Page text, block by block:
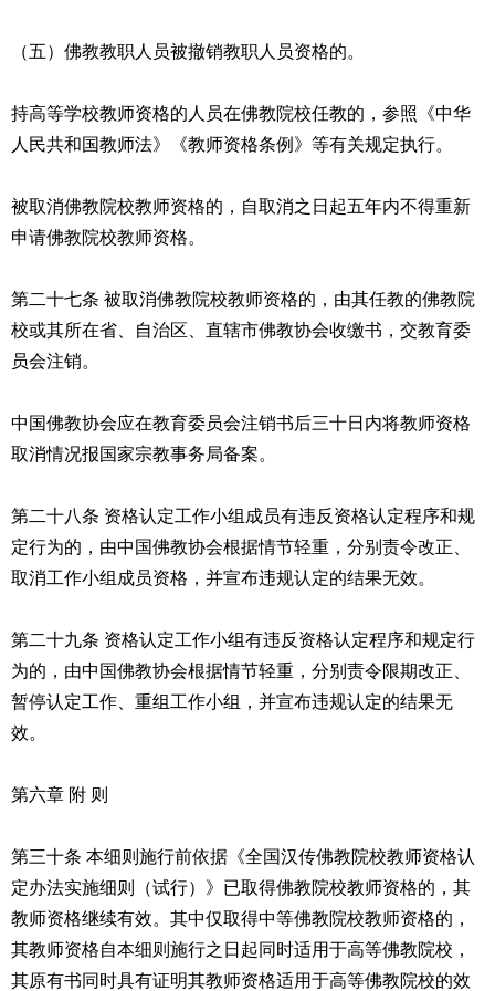
（五）佛教教职人员被撤销教职人员资格的。
持高等学校教师资格的人员在佛教院校任教的，参照《中华
人民共和国教师法》《教师资格条例》等有关规定执行。
被取消佛教院校教师资格的，自取消之日起五年内不得重新
申请佛教院校教师资格。
第二十七条 被取消佛教院校教师资格的，由其任教的佛教院
校或其所在省、自治区、直辖市佛教协会收缴书，交教育委
员会注销。
中国佛教协会应在教育委员会注销书后三十日内将教师资格
取消情况报国家宗教事务局备案。
第二十八条 资格认定工作小组成员有违反资格认定程序和规
定行为的，由中国佛教协会根据情节轻重，分别责令改正、
取消工作小组成员资格，并宣布违规认定的结果无效。
第二十九条 资格认定工作小组有违反资格认定程序和规定行
为的，由中国佛教协会根据情节轻重，分别责令限期改正、
暂停认定工作、重组工作小组，并宣布违规认定的结果无
效。
第六章 附 则
第三十条 本细则施行前依据《全国汉传佛教院校教师资格认
定办法实施细则（试行）》已取得佛教院校教师资格的，其
教师资格继续有效。其中仅取得中等佛教院校教师资格的，
其教师资格自本细则施行之日起同时适用于高等佛教院校，
其原有书同时具有证明其教师资格适用于高等佛教院校的效